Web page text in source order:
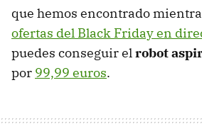
que hemos encontrado
ofertas del Black Friday en
puedes conseguir elrobot
por 99,99 euros.